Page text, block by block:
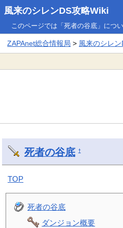
風来のシレンDS攻略Wiki
このページでは「死者の谷底」につ
ZAPAnet総合情報局 > 風来のシレ
死者の谷底 †
TOP
死者の谷底
ダンジョン概要